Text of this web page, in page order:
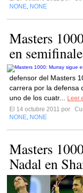
NONE NONE
Masters
en
defensor del Masters
carrera por la defensa
uno de los cuatr...
Leer
El 14 octubre 2011 por
NONE NONE
Masters
Nadal en